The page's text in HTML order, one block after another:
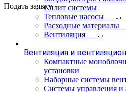
Подать заявкуСплит системы
Тепловые насосы
Расходные материалы
Вентиляция
Вентиляция и
Компактные
установки
Наборные системы
Системы управления и